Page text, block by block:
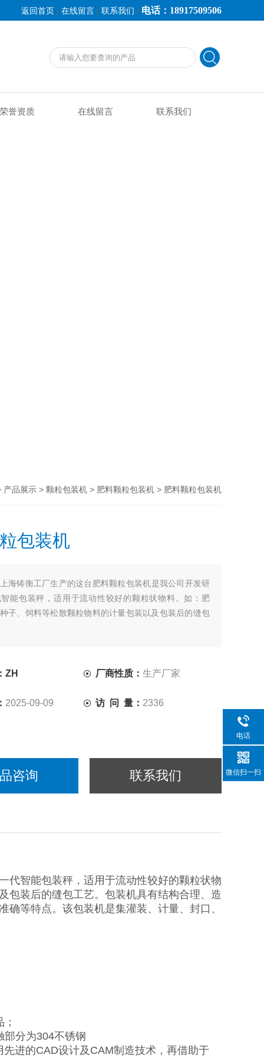
返回首页 | 在线留言 | 联系我们 | 电话：18917509506
荣誉资质 在线留言 联系我们
产品展示 > 颗粒包装机 > 肥料颗粒包装机 > 肥料颗粒包装机
包装机
上海铸衡工厂生产的这台肥料颗粒包装机​是我公司开发研
能包装秤，适用于流动性较好的颗粒状物料。如：肥
子、饲料等松散颗粒物料的计量包装以及包装后的缝包
ZH 厂商性质：生产厂家
2025-09-09 访 问 量： 2336
咨询 联系我们
代智能包装秤，适用于流动性较好的颗粒状物
包装后的缝包工艺。包装机具有结构合理、造
等特点。该包装机是集灌装、计量、封口、
分为304不锈钢
进的CAD设计及CAM制造技术，再借助于
电话
微信扫一扫